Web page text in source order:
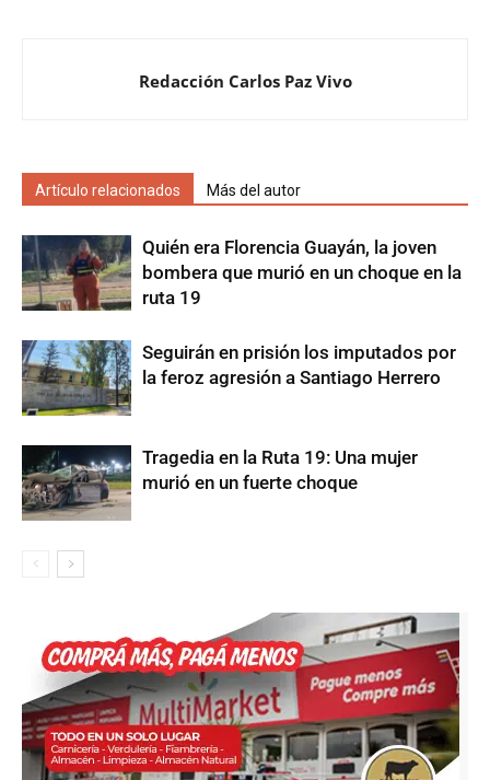
Redacción Carlos Paz Vivo
Artículo relacionados Más del autor
Quién era Florencia Guayán, la joven
bombera que murió en un choque en la
ruta 19
Seguirán en prisión los imputados por
la feroz agresión a Santiago Herrero
Tragedia en la Ruta 19: Una mujer
murió en un fuerte choque